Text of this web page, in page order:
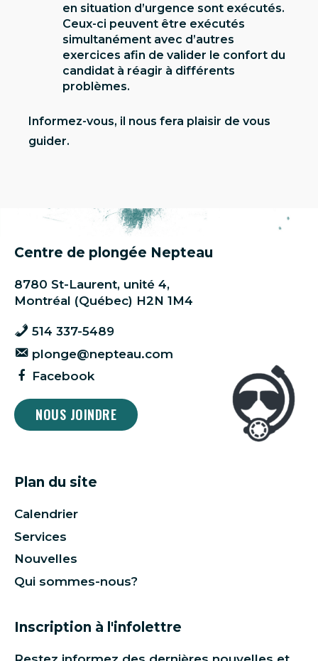
en situation d’urgence sont exécutés.
Ceux-ci peuvent être exécutés
simultanément avec d’autres
exercices afin de valider le confort du
candidat à réagir à différents
problèmes.
Informez-vous, il nous fera plaisir de vous
guider.
Centre de plongée Nepteau
8780 St-Laurent, unité 4,
Montréal (Québec) H2N 1M4
514 337-5489
plonge@nepteau.com
Facebook
NOUS JOINDRE
Plan du site
Calendrier
Services
Nouvelles
Qui sommes-nous?
Inscription à l'infolettre